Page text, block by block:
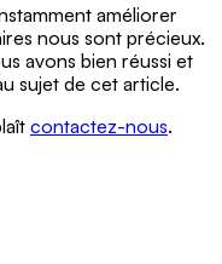
améliorer
nous sont précieux.
avons bien réussi et
sujet de cet article.
contactez-nous.